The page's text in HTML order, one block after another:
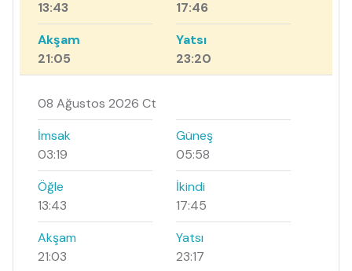
13:43
17:46
Akşam
21:05
Yatsı
23:20
08 Ağustos 2026 Ct
İmsak
03:19
Güneş
05:58
Öğle
13:43
İkindi
17:45
Akşam
21:03
Yatsı
23:17